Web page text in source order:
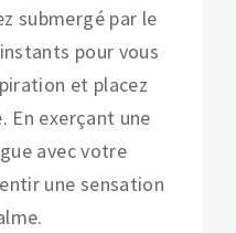
submergé par le
pour vous
et placez
En exerçant une
avec votre
une sensation